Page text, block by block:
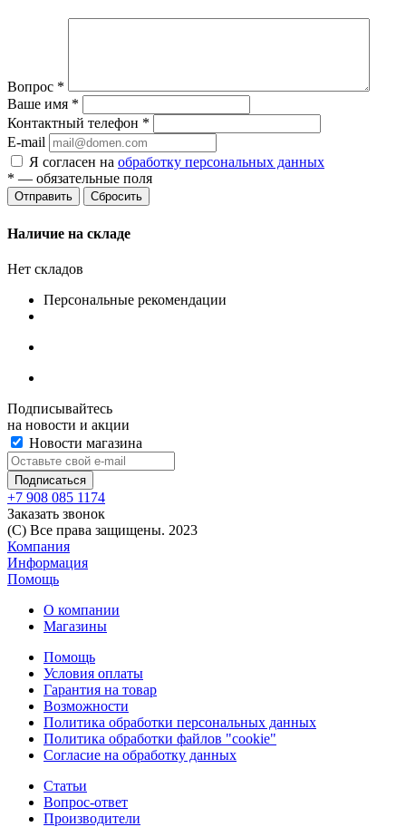
Вопрос *
Ваше имя *
Контактный телефон *
E-mail
Я согласен на обработку персональных данных
* — обязательные поля
Сбросить
Наличие на складе
Нет складов
Персональные рекомендации
Подписывайтесь
на новости и акции
Новости магазина
+7 908 085 1174
Заказать звонок
(C) Все права защищены. 2023
Компания
Информация
Помощь
О компании
Магазины
Помощь
Условия оплаты
Гарантия на товар
Возможности
Политика обработки персональных данных
Политика обработки файлов "cookie"
Согласие на обработку данных
Статьи
Вопрос-ответ
Производители